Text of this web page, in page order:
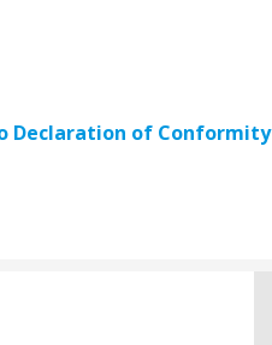
Declaration of Conformity